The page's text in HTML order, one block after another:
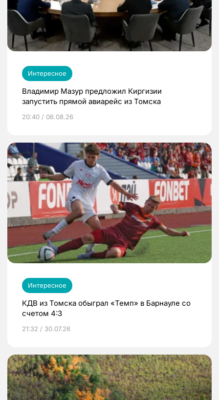
Интересное
Владимир Мазур предложил Киргизии
запустить прямой авиарейс из Томска
20:40 / 06.08.26
Интересное
КДВ из Томска обыграл «Темп» в Барнауле со
счетом 4:3
21:32 / 30.07.26